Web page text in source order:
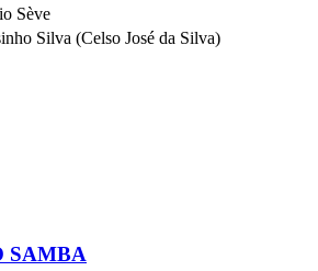
Sève
Silva (Celso José da Silva)
SAMBA